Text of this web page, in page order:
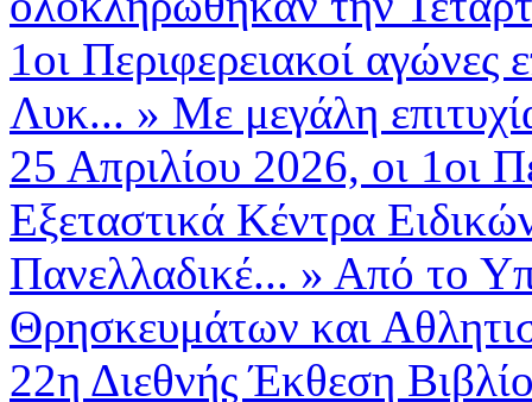
1οι Περιφερειακοί αγώνες
Λυκ... » Με μεγάλη
25 Απριλίου 2026, οι 1οι
Εξεταστικά Κέντρα
Πανελλαδικέ... » Από το
Θρησκευμάτων και
22η Διεθνής Έκθεση